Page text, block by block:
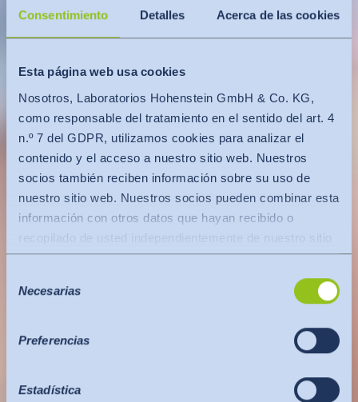
Consentimiento Detalles Acerca de las cookies
Esta página web usa cookies
Nosotros, Laboratorios Hohenstein GmbH & Co. KG,
como responsable del tratamiento en el sentido del art. 4
n.º 7 del GDPR, utilizamos cookies para analizar el
contenido y el acceso a nuestro sitio web. Nuestros
socios también reciben información sobre su uso de
nuestro sitio web. Nuestros socios pueden combinar esta
información con otros datos que hayan recibido o
recopilado de usted independientemente de nuestro sitio
web.
organización internacional. En este caso se tiene en
UE. Ésta establece que se trata de un tercer país seguro
o de una organización internacional segura que ofrece un
Lo siguiente se aplica a las transferencias de datos a los
deNecesarias
Preferencias
Estadística